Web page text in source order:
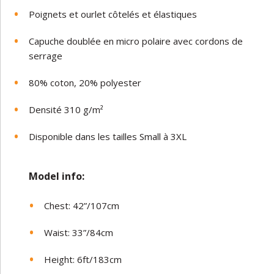
Poignets et ourlet côtelés et élastiques
Capuche doublée en micro polaire avec cordons de
serrage
80% coton, 20% polyester
Densité 310 g/m²
Disponible dans les tailles Small à 3XL
Model info:
Chest: 42”/107cm
Waist: 33”/84cm
Height: 6ft/183cm